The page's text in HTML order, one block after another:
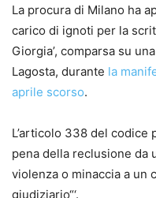
La procura di Milano ha
carico di ignoti per la
Giorgia’, comparsa su
Lagosta, durante la
aprile scorso.
L’articolo 338 del codice
pena della reclusione da
violenza o minaccia a un
giudiziario“‘.